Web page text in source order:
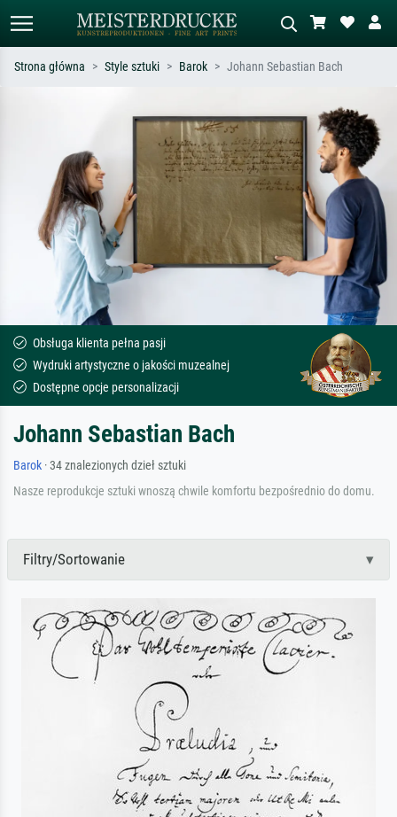
Szukaj wg artysty, tytułu lub stylu – np.
Monet, Gwiaździsta noc,
impresjonizm, fala Hokusaia, akt.
Opisz scenę – np. zielona łąka,
abstrakcja z czerwienią, ciemny olej,
stojący akt obok drzewa.
Strona główna Style sztuki Barok Johann Sebastian Bach
Obsługa klienta pełna pasji
Wydruki artystyczne o jakości muzealnej
Dostępne opcje personalizacji
Johann Sebastian Bach
Barok · 34 znalezionych dzieł sztuki
Nasze reprodukcje sztuki wnoszą chwile komfortu bezpośrednio do domu.
Filtry/Sortowanie